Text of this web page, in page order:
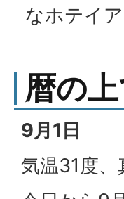
なホテイ
暦の
9月1日
気温31度、